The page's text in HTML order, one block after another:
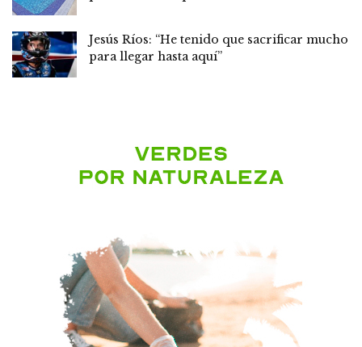
Jesús Ríos: “He tenido que sacrificar mucho
para llegar hasta aquí”